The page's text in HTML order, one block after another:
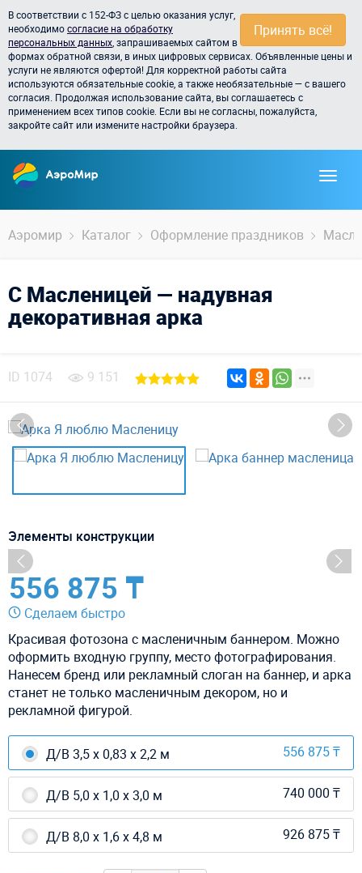
Принять всё!
В соответствии с 152-ФЗ с целью оказания услуг,
необходимосогласие на обработку
персональных данных , запрашиваемых сайтом в
формах обратной связи, в иных цифровых сервисах. Объявленные цены и
услуги не являются офертой! Для корректной работы сайта
используются обязательные cookie, а также необязательные — с вашего
согласия. Продолжая использование сайта, вы соглашаетесь с
применением всех типов cookie. Если вы не согласны, пожалуйста,
закройте сайт или измените настройки браузера.
Аэромир Каталог Оформление праздников
С Масленицей — надувная
декоративная арка
ID 1074 9 151
Элементы конструкции
556 875 ₸
Сделаем быстро
Красивая фотозона с масленичным баннером. Можно
оформить входную группу, место фотографирования.
Нанесем бренд или рекламный слоган на баннер, и арка
станет не только масленичным декором, но и
рекламной фигурой.
Д/В 3,5 х 0,83 х 2,2 м 556 875 ₸
Д/В 5,0 х 1,0 х 3,0 м 740 000 ₸
Д/В 8,0 х 1,6 х 4,8 м 926 875 ₸